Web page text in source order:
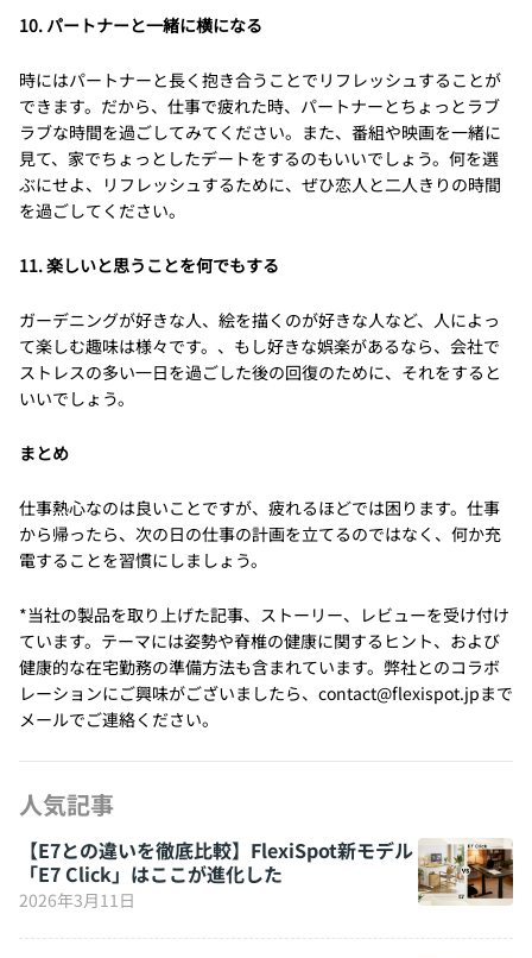
10. パートナーと一緒に横になる
時にはパートナーと長く抱き合うことでリフレッシュすることが
できます。だから、仕事で疲れた時、パートナーとちょっとラブ
ラブな時間を過ごしてみてください。また、番組や映画を一緒に
見て、家でちょっとしたデートをするのもいいでしょう。何を選
ぶにせよ、リフレッシュするために、ぜひ恋人と二人きりの時間
を過ごしてください。
11. 楽しいと思うことを何でもする
ガーデニングが好きな人、絵を描くのが好きな人など、人によっ
て楽しむ趣味は様々です。、もし好きな娯楽があるなら、会社で
ストレスの多い一日を過ごした後の回復のために、それをすると
いいでしょう。
まとめ
仕事熱心なのは良いことですが、疲れるほどでは困ります。仕事
から帰ったら、次の日の仕事の計画を立てるのではなく、何か充
電することを習慣にしましょう。
*当社の製品を取り上げた記事、ストーリー、レビューを受け付け
ています。テーマには姿勢や脊椎の健康に関するヒント、および
健康的な在宅勤務の準備方法も含まれています。弊社とのコラボ
レーションにご興味がございましたら、contact@flexispot.jpまで
メールでご連絡ください。
人気記事
【E7との違いを徹底比較】FlexiSpot新モデル
「E7 Click」はここが進化した
2026年3月11日